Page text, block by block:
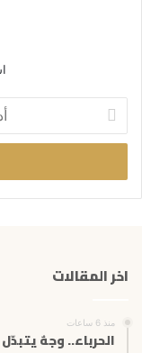
خ
ب
ر
ااخر المقالات
منذ 6 ساعات
الحرباء.. وجهٌ